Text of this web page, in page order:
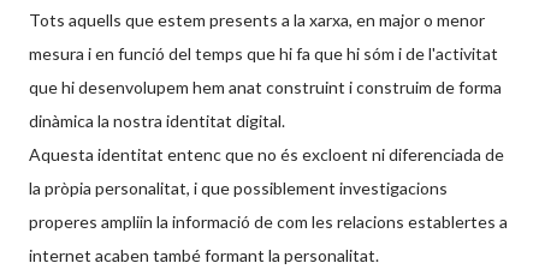
Tots aquells que estem presents a la xarxa, en major o menor
mesura i en funció del temps que hi fa que hi sóm i de l'activitat
que hi desenvolupem hem anat construint i construim de forma
dinàmica la nostra identitat digital.
Aquesta identitat entenc que no és excloent ni diferenciada de
la pròpia personalitat, i que possiblement investigacions
properes ampliin la informació de com les relacions establertes a
internet acaben també formant la personalitat.